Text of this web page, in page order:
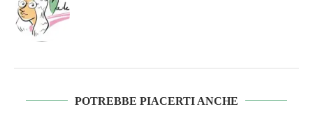
POTREBBE PIACERTI ANCHE